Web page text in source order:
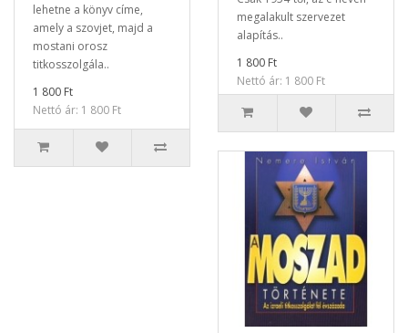
lehetne a könyv címe,
amely a szovjet, majd a
mostani orosz
titkosszolgála..
1 800 Ft
Nettó ár: 1 800 Ft
megalakult szervezet
alapítás..
1 800 Ft
Nettó ár: 1 800 Ft